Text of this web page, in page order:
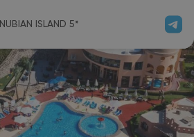
NUBIAN ISLAND 5*